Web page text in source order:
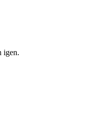
igen.